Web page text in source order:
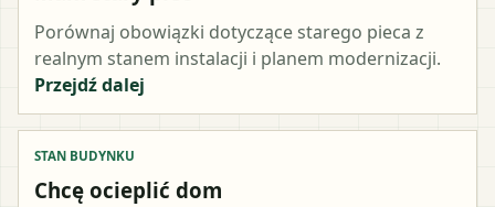
Porównaj obowiązki dotyczące starego pieca z
realnym stanem instalacji i planem modernizacji.
Przejdź dalej
STAN BUDYNKU
Chcę ocieplić dom